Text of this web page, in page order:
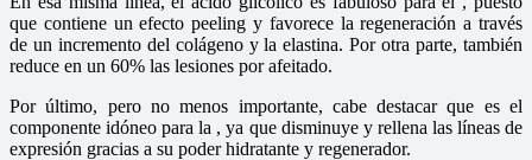
que contiene un efecto peeling y favorece la regeneración a través
de un incremento del colágeno y la elastina. Por otra parte, también
reduce en un 60% las lesiones por afeitado.
Por último, pero no menos importante, cabe destacar que es el
componente idóneo para la , ya que disminuye y rellena las líneas de
expresión gracias a su poder hidratante y regenerador.